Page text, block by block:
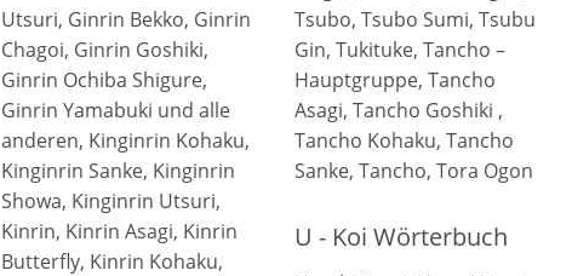
Utsuri, Ginrin Bekko, Ginrin
Chagoi, Ginrin Goshiki,
Ginrin Ochiba Shigure,
Ginrin Yamabuki und alle
anderen, Kinginrin Kohaku,
Kinginrin Sanke, Kinginrin
Showa, Kinginrin Utsuri,
Kinrin, Kinrin Asagi, Kinrin
Butterfly, Kinrin Kohaku,
Tsubo, Tsubo Sumi, Tsubu
Gin, Tukituke, Tancho –
Hauptgruppe, Tancho
Asagi, Tancho Goshiki ,
Tancho Kohaku, Tancho
Sanke, Tancho, Tora Ogon
U - Koi Wörterbuch